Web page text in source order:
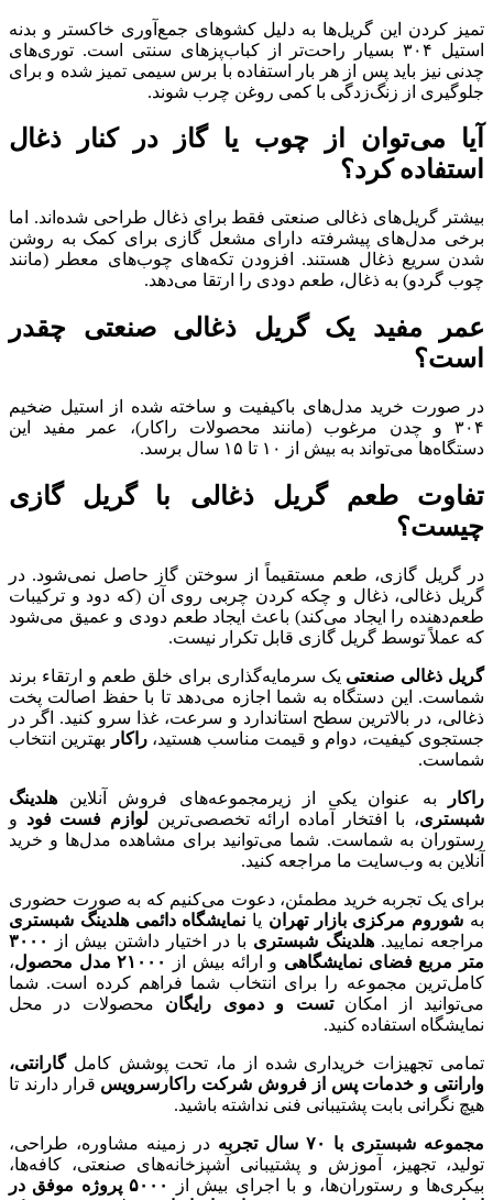
تمیز کردن این گریل‌ها به دلیل کشوهای جمع‌آوری خاکستر و بدنه
استیل ۳۰۴ بسیار راحت‌تر از کباب‌پزهای سنتی است. توری‌های
چدنی نیز باید پس از هر بار استفاده با برس سیمی تمیز شده و برای
جلوگیری از زنگ‌زدگی با کمی روغن چرب شوند.
آیا می‌توان از چوب یا گاز در کنار ذغال
استفاده کرد؟
بیشتر گریل‌های ذغالی صنعتی فقط برای ذغال طراحی شده‌اند. اما
برخی مدل‌های پیشرفته دارای مشعل گازی برای کمک به روشن
شدن سریع ذغال هستند. افزودن تکه‌های چوب‌های معطر (مانند
چوب گردو) به ذغال، طعم دودی را ارتقا می‌دهد.
عمر مفید یک گریل ذغالی صنعتی چقدر
است؟
در صورت خرید مدل‌های باکیفیت و ساخته شده از استیل ضخیم
۳۰۴ و چدن مرغوب (مانند محصولات راکار)، عمر مفید این
دستگاه‌ها می‌تواند به بیش از ۱۰ تا ۱۵ سال برسد.
تفاوت طعم گریل ذغالی با گریل گازی
چیست؟
در گریل گازی، طعم مستقیماً از سوختن گاز حاصل نمی‌شود. در
گریل ذغالی، ذغال و چکه کردن چربی روی آن (که دود و ترکیبات
طعم‌دهنده را ایجاد می‌کند) باعث ایجاد طعم دودی و عمیق می‌شود
که عملاً توسط گریل گازی قابل تکرار نیست.
گریل ذغالی صنعتی یک سرمایه‌گذاری برای خلق طعم و ارتقاء برند
شماست. این دستگاه به شما اجازه می‌دهد تا با حفظ اصالت پخت
ذغالی، در بالاترین سطح استاندارد و سرعت، غذا سرو کنید. اگر در
جستجوی کیفیت، دوام و قیمت مناسب هستید،راکار
بهترین انتخاب
شماست.
راکار به عنوان یکی از زیرمجموعه‌های فروش آنلاین هلدینگ
شبستری، با افتخار آماده ارائه تخصصی‌ترین لوازم فست فود و
رستوران به شماست. شما می‌توانید برای مشاهده مدل‌ها و خرید
آنلاین به وب‌سایت ما مراجعه کنید.
برای یک تجربه خرید مطمئن، دعوت می‌کنیم که به صورت حضوری
به شوروم مرکزی بازار تهران یا نمایشگاه دائمی هلدینگ شبستری
مراجعه نمایید.هلدینگ شبستری با در اختیار داشتن بیش از
۳۰۰۰
متر مربع فضای نمایشگاهی و ارائه بیش از ۲۱۰۰۰مدل محصول،
کامل‌ترین مجموعه را برای انتخاب شما فراهم کرده است. شما
می‌توانید از امکانتست و دموی رایگان محصولات در محل
نمایشگاه استفاده کنید.
تمامی تجهیزات خریداری شده از ما، تحت پوشش کاملگارانتی،
وارانتی و خدمات پس از فروش شرکت راکارسرویس قرار دارند تا
هیچ نگرانی بابت پشتیبانی فنی نداشته باشید.
مجموعه شبستری با ۷۰ سال تجربه در زمینه مشاوره، طراحی،
تولید، تجهیز، آموزش و پشتیبانی آشپزخانه‌های صنعتی، کافه‌ها،
بیکری‌ها و رستوران‌ها، و با اجرای بیش از
۵۰۰۰پروژه موفق در